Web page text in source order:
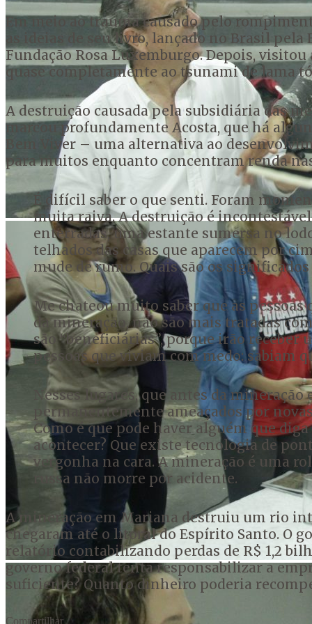
Em meio ao trauma causado pelo
as ideias de seu livro, lançado no Brasil
Fundação Rosa Luxemburgo. Depois,
quase completamente ao tsunami de lama
A destruição causada pela subsidiária das
marcou profundamente Acosta, que há
Bem Viver – uma alternativa ao
para muitos enquanto concentram renda
É difícil saber o que senti. Foram
muita raiva. A destruição é
enterradas, uma estante sumersa no
telhados das casas que aparecem por
mude de rumo. Quais são os
Me chateou muito saber que as
da mineração, não são mais tratadas
são “beneficiárias”, porque irão receber
pessoas que viviam com medo: sabiam
Nesses lugares, que antes da
permanentemente ameaçados por
Como é que pode haver alguém que
acontecer? Que existe tecnologia de
vergonha na cara. A mineração é uma
russa não morre por acidente.
A mineração em Mariana destruiu um rio
chegaram até o litoral do Espírito Santo. O
relatório contabilizando perdas de R$ 1,2
governo federal tenta responsabilizar a
suficiente? Quanto dinheiro poderia
Compartilhar